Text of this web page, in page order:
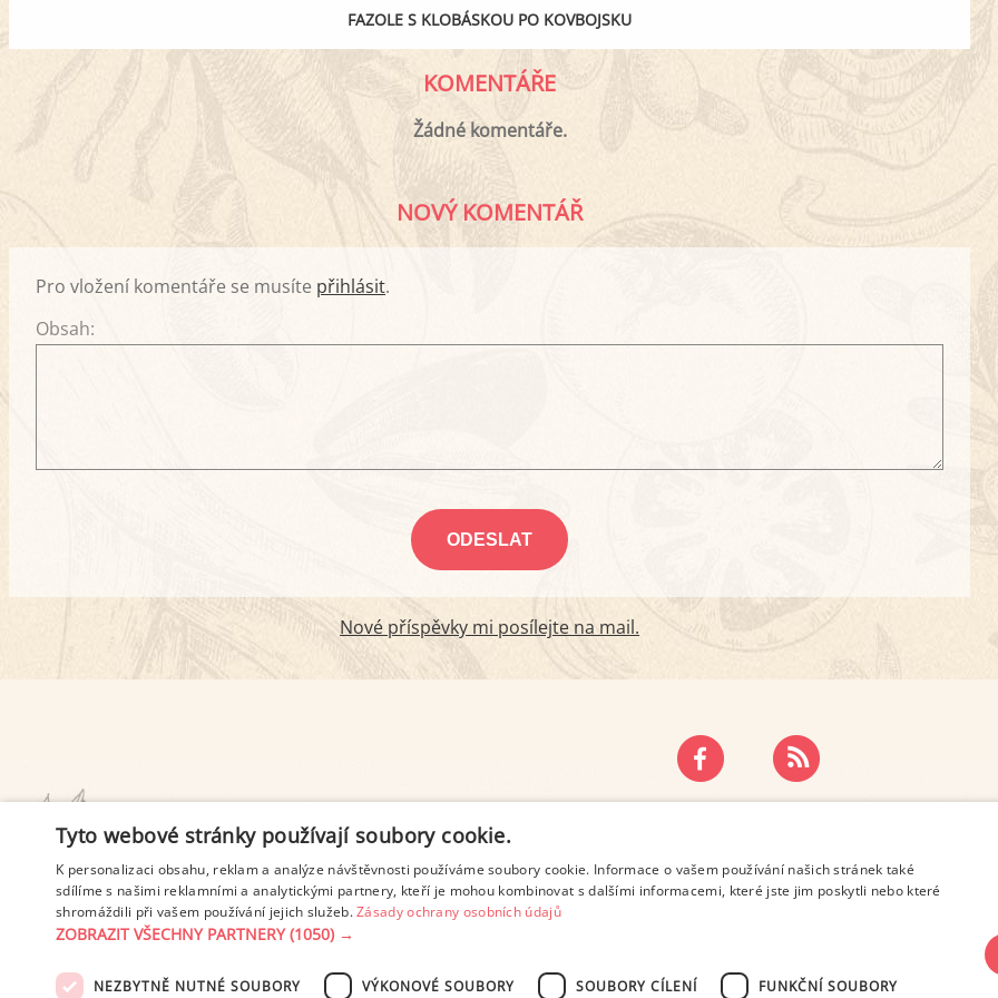
FAZOLE S KLOBÁSKOU PO KOVBOJSKU
KOMENTÁŘE
Žádné komentáře.
NOVÝ KOMENTÁŘ
Pro vložení komentáře se musíte přihlásit.
Obsah:
Nové příspěvky mi posílejte na mail.
PODMÍNKY UŽITÍ ZÁSADY OCHRANY OSOBNÍCH ÚDAJŮ
Tyto webové stránky používají soubory cookie.
K personalizaci obsahu, reklam a analýze návštěvnosti používáme soubory cookie. Informace o vašem používání našich stránek také
sdílíme s našimi reklamními a analytickými partnery, kteří je mohou kombinovat s dalšími informacemi, které jste jim poskytli nebo které
shromáždili při vašem používání jejich služeb.Zásady ochrany osobních údajů
ZOBRAZIT VŠECHNY PARTNERY(1050) →
NEZBYTNĚ NUTNÉ SOUBORY VÝKONOVÉ SOUBORY SOUBORY CÍLENÍ FUNKČNÍ SOUBORY